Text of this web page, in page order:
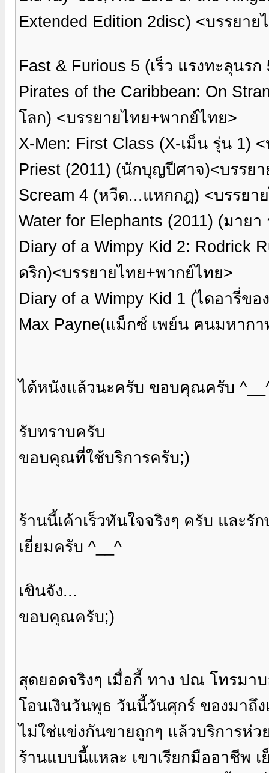
Extended Edition 2disc) <บรรยา
Fast & Furious 5 (เร็ว แรงทะลุนร
Pirates of the Caribbean: On
โลก) <บรรยายไทย+พากย์ไทย>
X-Men: First Class (X-เม็น รุ่น 1)
Priest (2011) (นักบุญปีศาจ)<บรรย
Scream 4 (หวีด...แหกกฎ) <บรรยา
Water for Elephants (2011) (มาย
Diary of a Wimpy Kid 2: Rodrick
ดริก)<บรรยายไทย+พากย์ไทย>
Diary of a Wimpy Kid 1 (ไดอารี่ข
Max Payne(แม็กซ์ เพย์น ฅนมหาก
ได้หนังแล้วนะครับ ขอบคุณครับ
รับทราบครับ
ขอบคุณที่ใช้บริการครับ;)
ร้านนี้เค้าเร็วทันใจจริงๆ ครับ และ
เยี่ยมครับ ^__^
เขินจัง...
ขอบคุณครับ;)
สุดยอดจริงๆ เมื่อกี้ ทาง ปณ โทรมา
โอนเงินวันพุธ วันนี้วันศุกร์ ของมาถึ
ไม่ใช่แข่งกันขายถูกๆ แล้วบริการห่
ร้านแบบนี้แหละ เขาเรียกมืออาชีพ